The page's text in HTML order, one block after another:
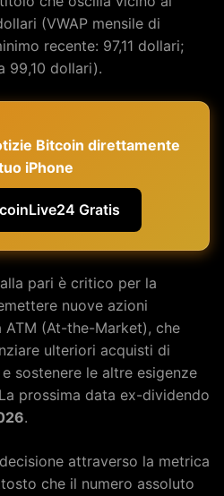
(VWAP mensile di
recente: 97,11 dollari;
99,10 dollari).
Bitcoin direttamente
iPhone
Gratis
pari è critico per la
nuove azioni
(At-the-Market), che
ulteriori acquisti di
sostenere le altre esigenze
prossima data ex-dividendo
.
attraverso la metrica
che il numero assoluto